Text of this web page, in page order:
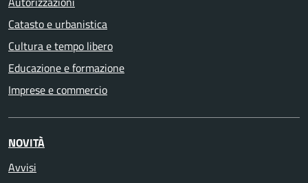
Catasto e urbanistica
Cultura e tempo libero
Educazione e formazione
Imprese e commercio
NOVITÀ
Avvisi